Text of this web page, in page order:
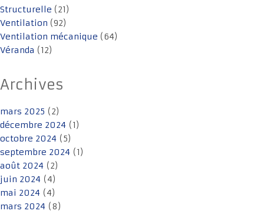
Structurelle (21)
Ventilation (92)
Ventilation mécanique (64)
Véranda (12)
Archives
mars 2025 (2)
décembre 2024 (1)
octobre 2024 (5)
septembre 2024 (1)
août 2024 (2)
juin 2024 (4)
mai 2024 (4)
mars 2024 (8)